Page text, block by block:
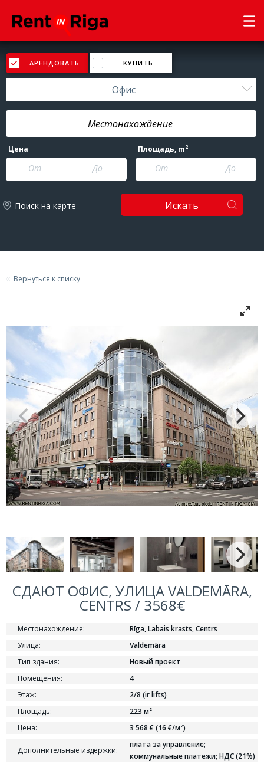
АРЕНДОВАТЬ КУПИТЬ
Офис
Цена
-
Площадь, m2
-
Поиск на карте Искать
Вернуться к списку
СДАЮТ ОФИС, УЛИЦА VALDEMĀRA,
CENTRS / 3568€
Местонахождение:
Rīga, Labais krasts, Centrs
Улица:
Valdemāra
Тип здания:
Новый проект
Помещения:
4
Этаж:
2/8 (ir lifts)
Площадь:
223 м²
Цена:
3 568 € (16 €/м²)
Дополнительные издержки:
плата за управление;
коммунальные платежи; НДС (21%)